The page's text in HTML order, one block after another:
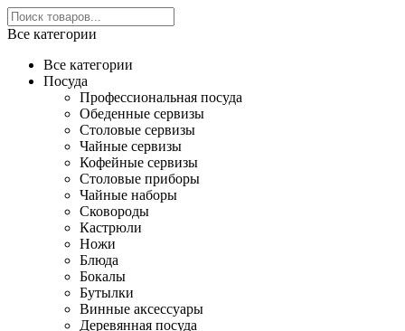
Все категории
Все категории
Посуда
Профессиональная посуда
Обеденные сервизы
Столовые сервизы
Чайные сервизы
Кофейные сервизы
Столовые приборы
Чайные наборы
Сковороды
Кастрюли
Ножи
Блюда
Бокалы
Бутылки
Винные аксессуары
Деревянная посуда